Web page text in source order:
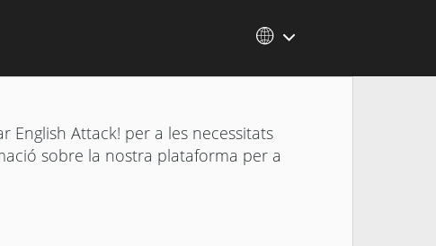
Attack! per a les necessitats
sobre la nostra plataforma per a